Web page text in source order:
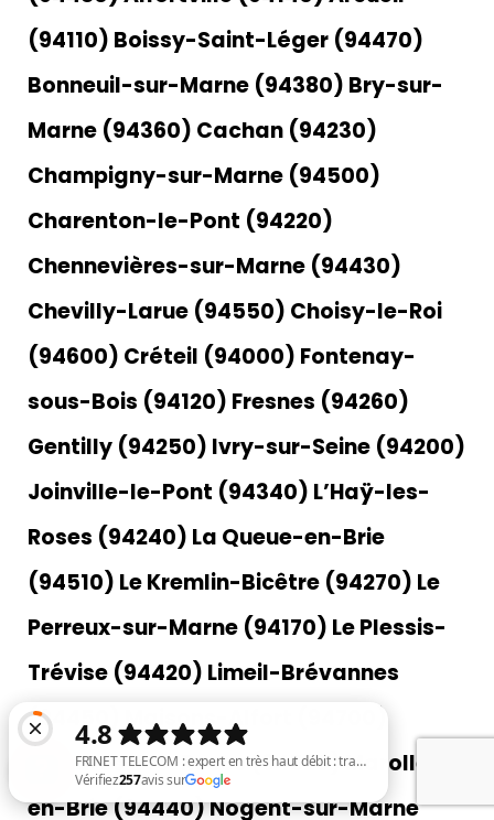
(94110) Boissy-Saint-Léger (94470)
Bonneuil-sur-Marne (94380) Bry-sur-
Marne (94360) Cachan (94230)
Champigny-sur-Marne (94500)
Charenton-le-Pont (94220)
Chennevières-sur-Marne (94430)
Chevilly-Larue (94550) Choisy-le-Roi
(94600) Créteil (94000) Fontenay-
sous-Bois (94120) Fresnes (94260)
Gentilly (94250) Ivry-sur-Seine (94200)
Joinville-le-Pont (94340) L’Haÿ-les-
Roses (94240) La Queue-en-Brie
(94510) Le Kremlin-Bicêtre (94270) Le
Perreux-sur-Marne (94170) Le Plessis-
Trévise (94420) Limeil-Brévannes
(94450) Maisons-Alfort (94700)
Mandres-les-Roses (94520) Marolles-
en-Brie (94440) Nogent-sur-Marne